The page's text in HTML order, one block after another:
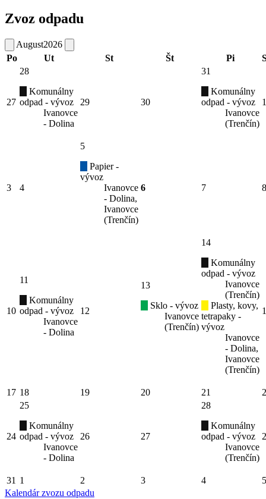
Zvoz odpadu
August2026
Po
Ut St Št Pi
27
28
Komunálny
odpad - vývoz
Ivanovce
- Dolina
29 30
31
Komunálny
odpad - vývoz
Ivanovce
(Trenčín)
1
3 4
5
Papier -
vývoz
Ivanovce
- Dolina,
Ivanovce
(Trenčín)
6 7 8
10
11
Komunálny
odpad - vývoz
Ivanovce
- Dolina
12
13
Sklo - vývoz
Ivanovce
(Trenčín)
14
Komunálny
odpad - vývoz
Ivanovce
(Trenčín)
Plasty, kovy,
tetrapaky -
vývoz
Ivanovce
- Dolina,
Ivanovce
(Trenčín)
17 18 19 20 21
24
25
Komunálny
odpad - vývoz
Ivanovce
- Dolina
26 27
28
Komunálny
odpad - vývoz
Ivanovce
(Trenčín)
31 1 2 3 4
5
Kalendár zvozu odpadu